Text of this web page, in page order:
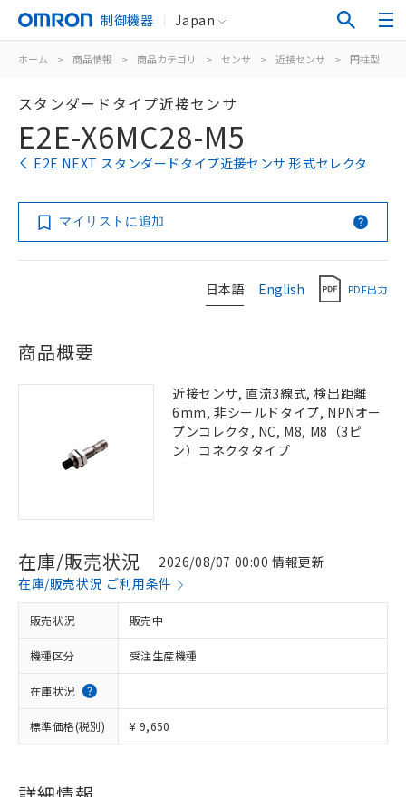
制御機器 Japan
ホーム > 商品情報 > 商品カテゴリ > センサ > 近接センサ > 円柱型
スタンダードタイプ近接センサ
E2E-X6MC28-M5
E2E NEXT スタンダードタイプ近接センサ 形式セレクタ
マイリストに追加
日本語 English PDF出力
商品概要
近接センサ, 直流3線式, 検出距離
6mm, 非シールドタイプ, NPNオー
プンコレクタ, NC, M8, M8（3ピ
ン）コネクタタイプ
在庫/販売状況
2026/08/07 00:00 情報更新
在庫/販売状況 ご利用条件
販売状況 販売中
機種区分 受注生産機種
在庫状況
標準価格(税別) ¥ 9,650